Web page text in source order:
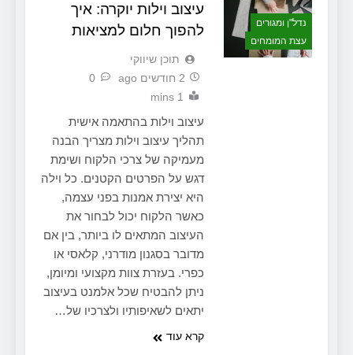
נדל"ן ומגורים
עצת המומחים
עיצוב וילות יוקרה: איך
להפוך חלום למציאות
תוכן שיווקי
2 חודשים ago
0
1 mins
עיצוב וילות בהתאמה אישית
תהליך עיצוב וילות מצריך הבנה
מעמיקה של צרכי הלקוח ושימת
דגש על הפרטים הקטנים. כל וילה
היא יצירת אמנות בפני עצמה,
כאשר הלקוח יכול לבחור את
העיצוב המתאים לו ביותר, בין אם
מדובר בסגנון מודרני, קלאסי או
כפרי. בעזרת צוות מקצועי ומיומן,
ניתן להבטיח שכל אלמנט בעיצוב
יתאים לשאיפותיו ולצרכיו של…
קרא עוד